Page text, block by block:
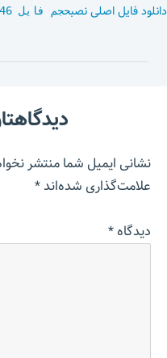
دانلود فایل اصلی نصبحجم فایل 21.46 مگابایت
نشانی ایمیل شما منتشر
علامت‌گذاری شده‌اند*
دیدگاه*